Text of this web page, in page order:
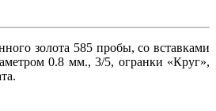
золота 585 пробы, со вставками
0.8 мм., 3/5, огранки «Круг»,